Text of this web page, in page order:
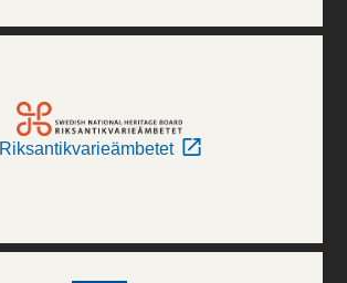
Riksantikvarieämbetet